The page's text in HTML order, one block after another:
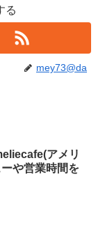
る
mey73@da
アメリ
や営業時間を